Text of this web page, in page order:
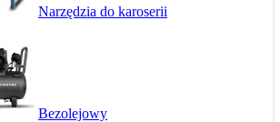
Narzędzia do karoserii
Bezolejowy